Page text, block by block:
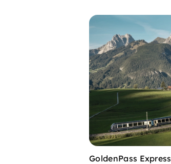
GoldenPass Express